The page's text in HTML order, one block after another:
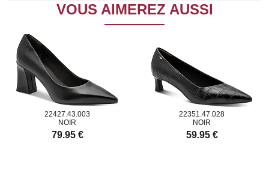
VOUS AIMEREZ AUSSI
22427.43.003
NOIR
79.95 €
22351.47.028
NOIR
59.95 €